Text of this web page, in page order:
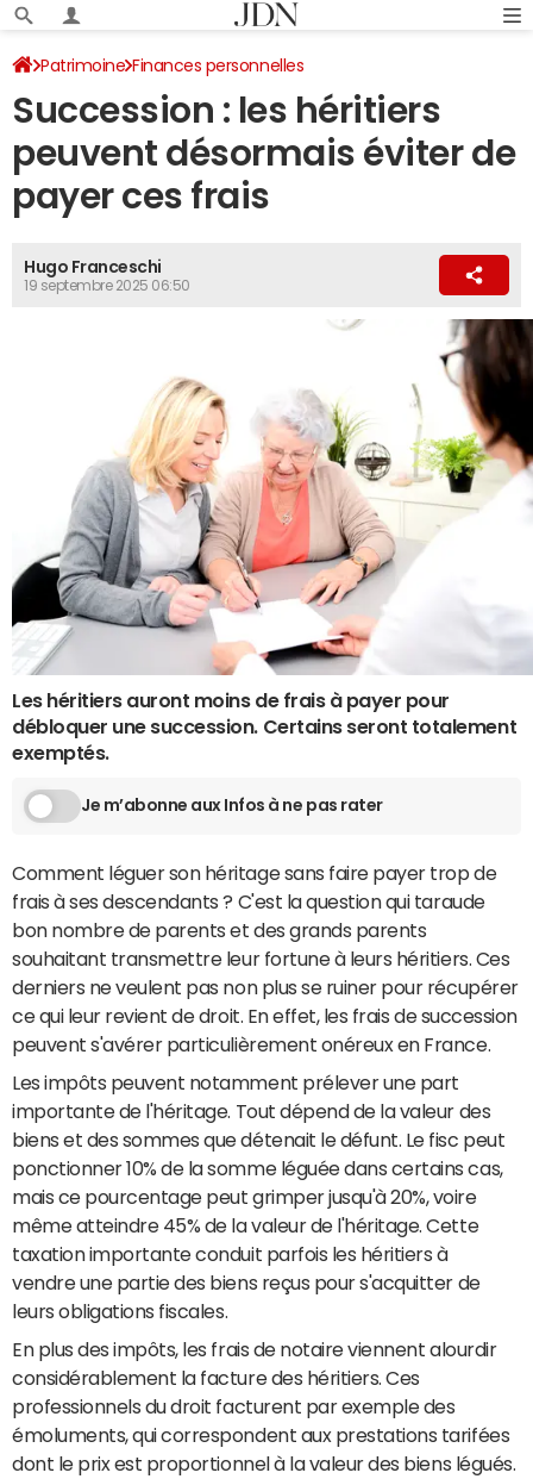
Patrimoine Finances personnelles
Succession : les héritiers
peuvent désormais éviter de
payer ces frais
Hugo Franceschi
19 septembre 2025 06:50
Les héritiers auront moins de frais à payer pour
débloquer une succession. Certains seront totalement
exemptés.
Je m’abonne aux Infos à ne pas rater
Comment léguer son héritage sans faire payer trop de
frais à ses descendants ? C'est la question qui taraude
bon nombre de parents et des grands parents
souhaitant transmettre leur fortune à leurs héritiers. Ces
derniers ne veulent pas non plus se ruiner pour récupérer
ce qui leur revient de droit. En effet, les frais de succession
peuvent s'avérer particulièrement onéreux en France.
Les impôts peuvent notamment prélever une part
importante de l'héritage. Tout dépend de la valeur des
biens et des sommes que détenait le défunt. Le fisc peut
ponctionner 10% de la somme léguée dans certains cas,
mais ce pourcentage peut grimper jusqu'à 20%, voire
même atteindre 45% de la valeur de l'héritage. Cette
taxation importante conduit parfois les héritiers à
vendre une partie des biens reçus pour s'acquitter de
leurs obligations fiscales.
En plus des impôts, les frais de notaire viennent alourdir
considérablement la facture des héritiers. Ces
professionnels du droit facturent par exemple des
émoluments, qui correspondent aux prestations tarifées
dont le prix est proportionnel à la valeur des biens légués.